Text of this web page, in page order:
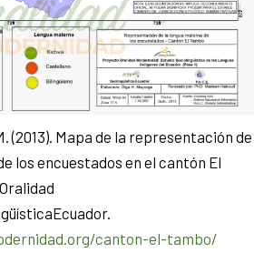
(2013). Mapa de la representación de
los encuestados en el cantón El
canton-el-tambo/